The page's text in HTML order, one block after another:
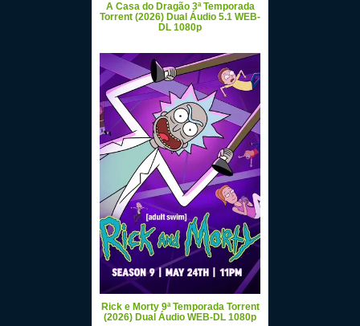
A Casa do Dragão 3ª Temporada
Torrent (2026) Dual Áudio 5.1 WEB-
DL 1080p
Rick e Morty 9ª Temporada Torrent
(2026) Dual Áudio WEB-DL 1080p